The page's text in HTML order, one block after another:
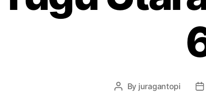
Post
By juragantopi